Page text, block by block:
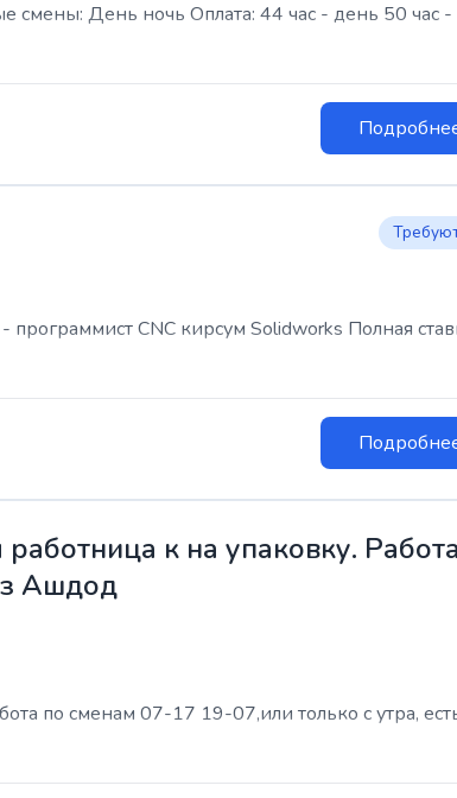
День ночь Оплата: 44 час - день 50 час -
CNC кирсум Solidworks Полная
к на упаковку. Работа
з Ашдод
по сменам 07-17 19-07,или только с утра,